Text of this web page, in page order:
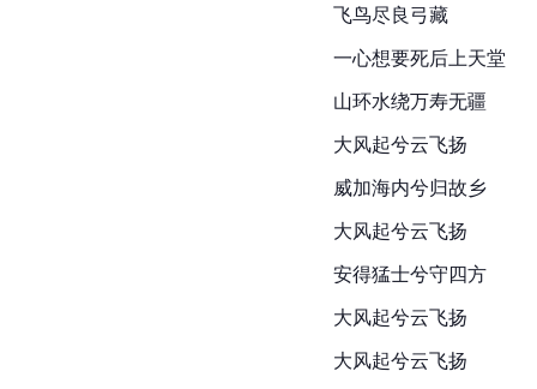
飞鸟尽良弓藏
一心想要死后上天堂
山环水绕万寿无疆
大风起兮云飞扬
威加海内兮归故乡
大风起兮云飞扬
安得猛士兮守四方
大风起兮云飞扬
大风起兮云飞扬